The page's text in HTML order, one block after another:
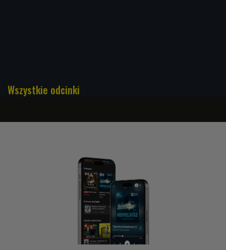
Wszystkie odcinki